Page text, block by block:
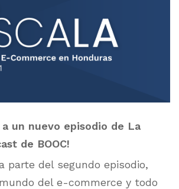
a un nuevo episodio de La
de BOOC!
parte del segundo episodio,
del e-commerce y todo